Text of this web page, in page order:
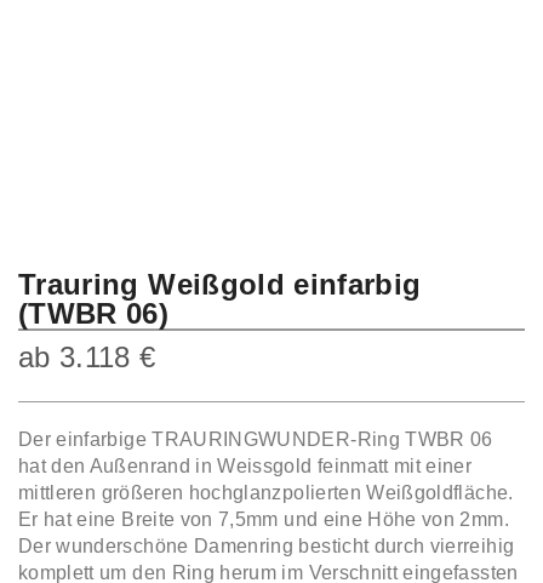
Trauring Weißgold einfarbig
(TWBR 06)
ab 3.118€
Der einfarbige TRAURINGWUNDER-Ring TWBR 06
hat den Außenrand in Weissgold feinmatt mit einer
mittleren größeren hochglanzpolierten Weißgoldfläche.
Er hat eine Breite von 7,5mm und eine Höhe von 2mm.
Der wunderschöne Damenring besticht durch vierreihig
komplett um den Ring herum im Verschnitt eingefassten